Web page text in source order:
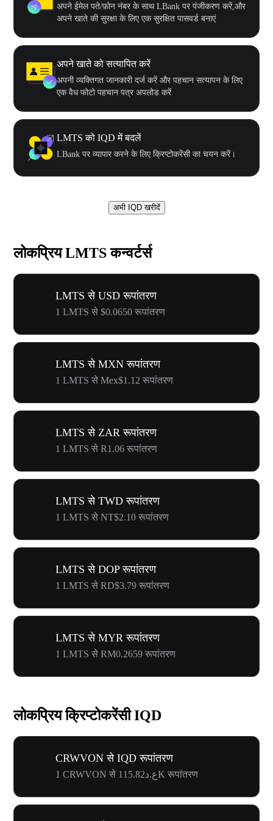
अपने ईमेल पते/फ़ोन नंबर के साथ LBank पर पंजीकरण करें,और
अपने खाते की सुरक्षा के लिए एक सुरक्षित पासवर्ड बनाएं
अपने खाते को सत्यापित करें
अपनी व्यक्तिगत जानकारी दर्ज करें और पहचान सत्यापन के लिए
एक वैध फोटो पहचान पत्र अपलोड करें
LMTS को IQD में बदलें
LBank पर व्यापार करने के लिए क्रिप्टोकरेंसी का चयन करें।
अभी IQD खरीदें
लोकप्रिय LMTS कन्वर्टर्स
LMTS से USD रूपांतरण
1 LMTS से $0.0650 रूपांतरण
LMTS से MXN रूपांतरण
1 LMTS से Mex$1.12 रूपांतरण
LMTS से ZAR रूपांतरण
1 LMTS से R1.06 रूपांतरण
LMTS से TWD रूपांतरण
1 LMTS से NT$2.10 रूपांतरण
LMTS से DOP रूपांतरण
1 LMTS से RD$3.79 रूपांतरण
LMTS से MYR रूपांतरण
1 LMTS से RM0.2659 रूपांतरण
लोकप्रिय क्रिप्टोकरेंसी IQD
CRWVON से IQD रूपांतरण
1 CRWVON से ع.د115.82K रूपांतरण